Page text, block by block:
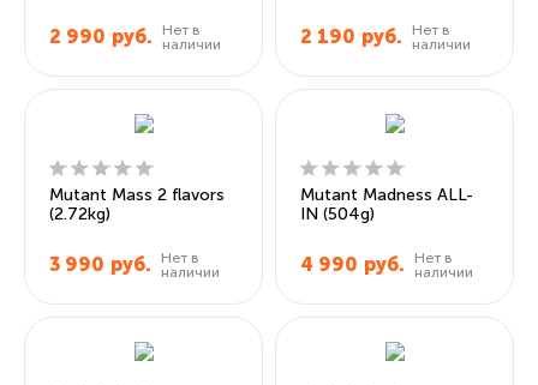
2 990 руб.
Нет в
наличии
2 190 руб.
Нет в
наличии
Mutant Mass 2 flavors
(2.72kg)
3 990 руб.
Нет в
наличии
Mutant Madness ALL-
IN (504g)
4 990 руб.
Нет в
наличии